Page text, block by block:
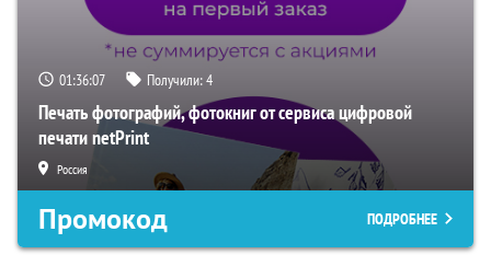
01:36:06 Получили:4
Печать фотографий, фотокниг от сервиса цифровой
печати netPrint
Россия
Промокод ПОДРОБНЕЕ